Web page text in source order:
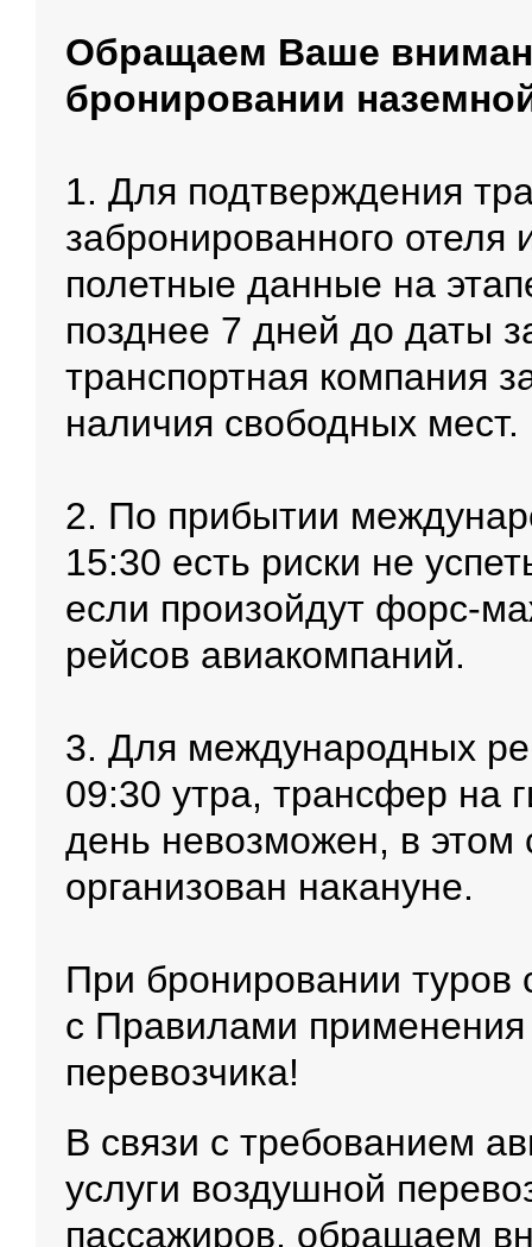
Обращаем Ваше
бронировании
1. Для подтверждения
забронированного отеля
полетные данные на
позднее 7 дней до даты
транспортная компания
наличия свободных мест.
2. По прибытии
15:30 есть риски не
если произойдут форс-
рейсов авиакомпаний.
3. Для международных
09:30 утра, трансфер на
день невозможен, в этом
организован накануне.
При бронировании туров
с Правилами
перевозчика!
В связи с требованием
услуги воздушной
пассажиров, обращаем